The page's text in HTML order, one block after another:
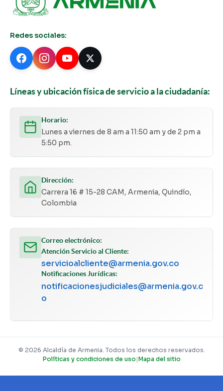
Redes sociales:
Líneas y ubicación física de servicio a la ciudadanía:
Horario:
Lunes a viernes de 8 am a 11:50 am y de 2 pm a
5:50 pm.
Dirección:
Carrera 16 # 15-28 CAM, Armenia, Quindío,
Colombia
Correo electrónico:
Atención Servicio al Cliente:
servicioalcliente@armenia.gov.co
Notificaciones Jurídicas:
notificacionesjudiciales@armenia.gov.c
o
© 2026 Alcaldía de Armenia. Todos los derechos reservados.
Políticas y condiciones de uso |Mapa del sitio